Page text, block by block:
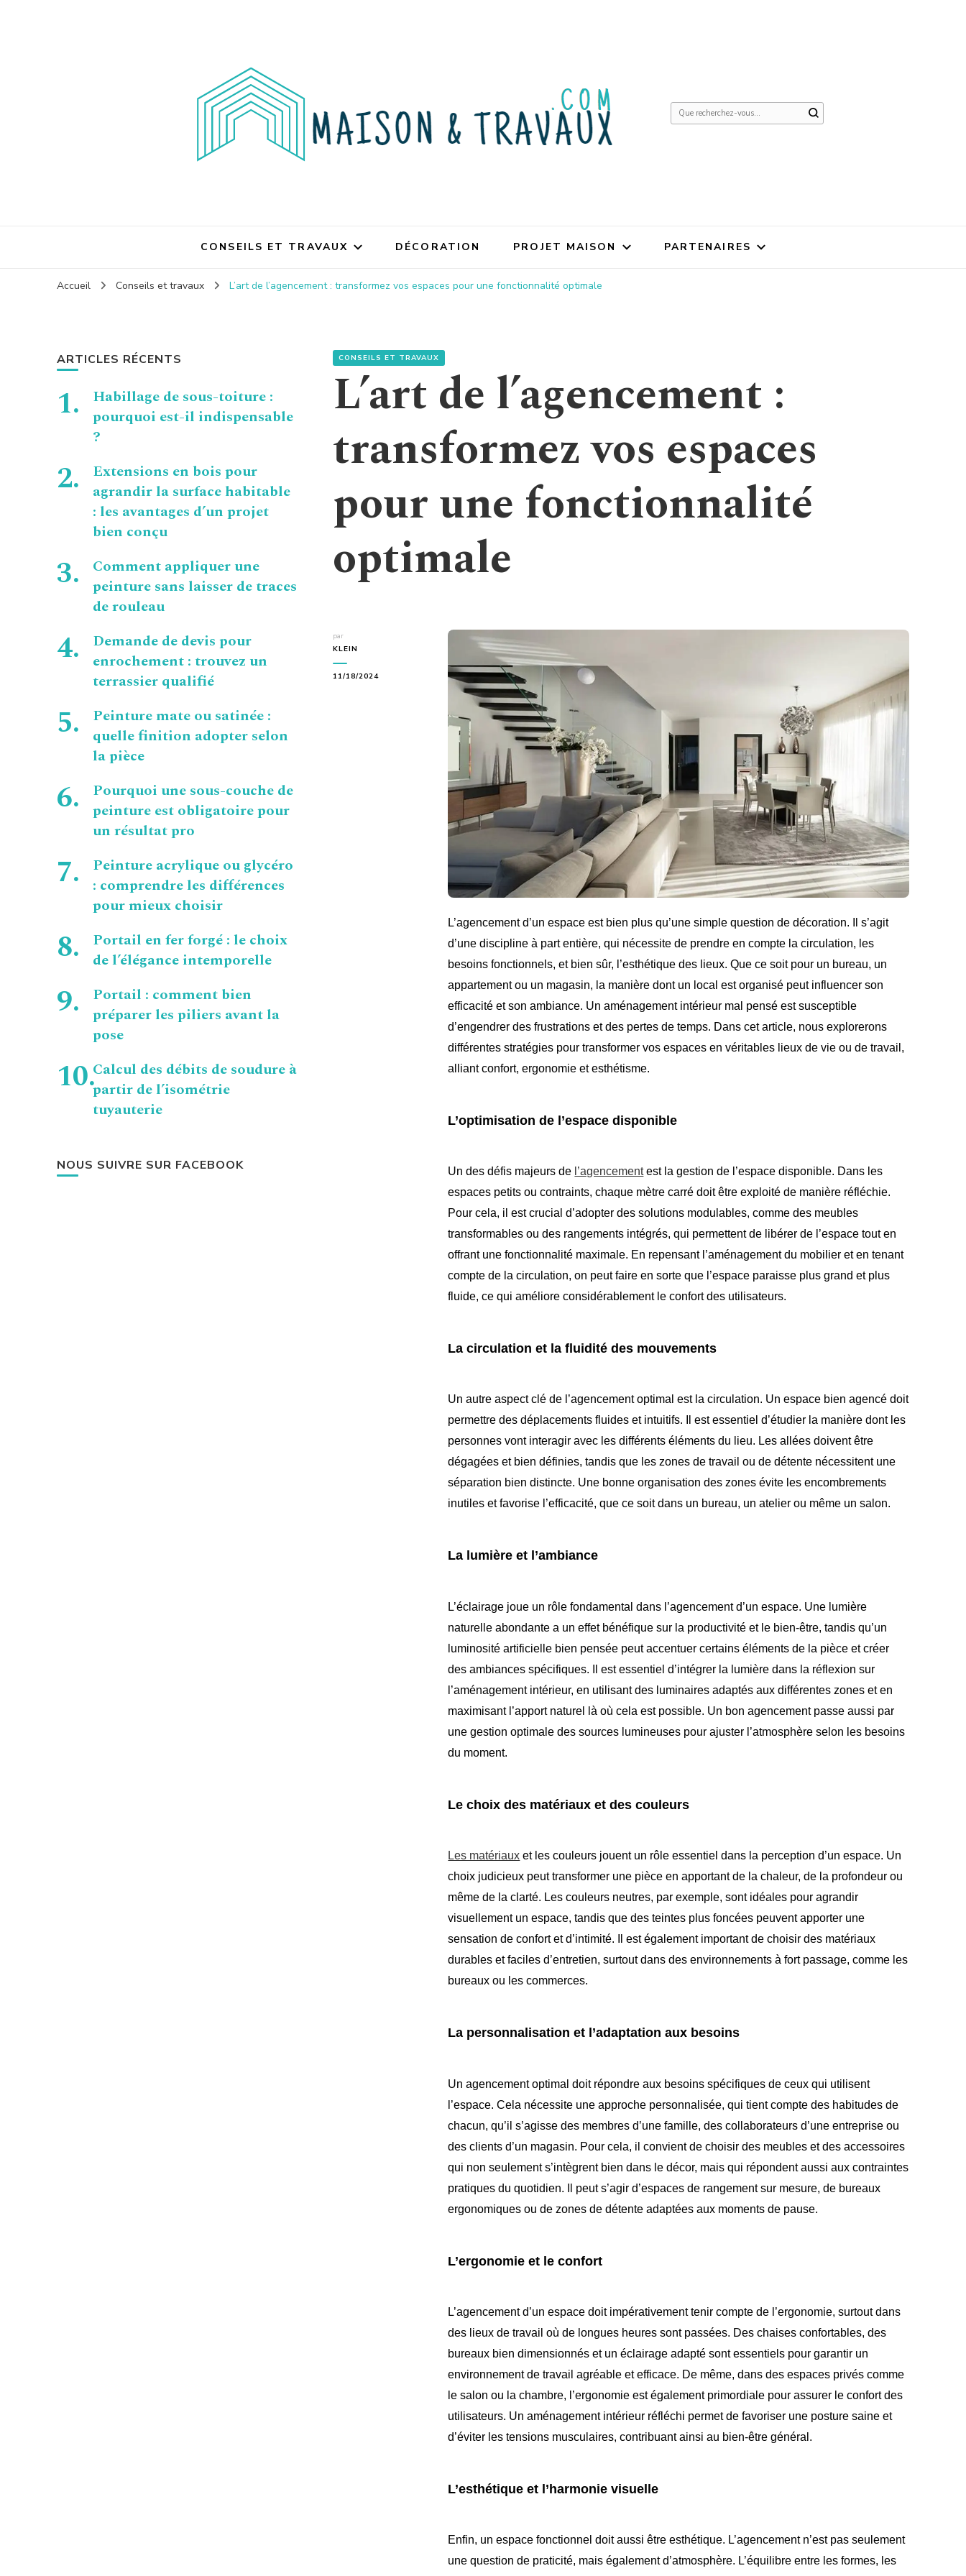
Vous
CONSEILS ET TRAVAUX DÉCORATION PROJET MAISON PARTENAIRES
Accueil Conseils et travaux L’art de l’agencement : transformez vos espaces pour une fonctionnalité optimale
CONSEILS ET TRAVAUX
L’art de l’agencement :
transformez vos espaces
pour une fonctionnalité
optimale
par
KLEIN
11/18/2024
L’agencement d’un espace est bien plus qu’une simple question de décoration. Il s’agit
d’une discipline à part entière, qui nécessite de prendre en compte la circulation, les
besoins fonctionnels, et bien sûr, l’esthétique des lieux. Que ce soit pour un bureau, un
appartement ou un magasin, la manière dont un local est organisé peut influencer son
efficacité et son ambiance. Un aménagement intérieur mal pensé est susceptible
d’engendrer des frustrations et des pertes de temps. Dans cet article, nous explorerons
différentes stratégies pour transformer vos espaces en véritables lieux de vie ou de travail,
alliant confort, ergonomie et esthétisme.
L’optimisation de l’espace disponible
Un des défis majeurs de l’agencementest la gestion de l’espace disponible. Dans les
espaces petits ou contraints, chaque mètre carré doit être exploité de manière réfléchie.
Pour cela, il est crucial d’adopter des solutions modulables, comme des meubles
transformables ou des rangements intégrés, qui permettent de libérer de l’espace tout en
offrant une fonctionnalité maximale. En repensant l’aménagement du mobilier et en tenant
compte de la circulation, on peut faire en sorte que l’espace paraisse plus grand et plus
fluide, ce qui améliore considérablement le confort des utilisateurs.
La circulation et la fluidité des mouvements
Un autre aspect clé de l’agencement optimal est la circulation. Un espace bien agencé doit
permettre des déplacements fluides et intuitifs. Il est essentiel d’étudier la manière dont les
personnes vont interagir avec les différents éléments du lieu. Les allées doivent être
dégagées et bien définies, tandis que les zones de travail ou de détente nécessitent une
séparation bien distincte. Une bonne organisation des zones évite les encombrements
inutiles et favorise l’efficacité, que ce soit dans un bureau, un atelier ou même un salon.
La lumière et l’ambiance
L’éclairage joue un rôle fondamental dans l’agencement d’un espace. Une lumière
naturelle abondante a un effet bénéfique sur la productivité et le bien-être, tandis qu’un
luminosité artificielle bien pensée peut accentuer certains éléments de la pièce et créer
des ambiances spécifiques. Il est essentiel d’intégrer la lumière dans la réflexion sur
l’aménagement intérieur, en utilisant des luminaires adaptés aux différentes zones et en
maximisant l’apport naturel là où cela est possible. Un bon agencement passe aussi par
une gestion optimale des sources lumineuses pour ajuster l’atmosphère selon les besoins
du moment.
Le choix des matériaux et des couleurs
Les matériaux et les couleurs jouent un rôle essentiel dans la perception d’un espace. Un
choix judicieux peut transformer une pièce en apportant de la chaleur, de la profondeur ou
même de la clarté. Les couleurs neutres, par exemple, sont idéales pour agrandir
visuellement un espace, tandis que des teintes plus foncées peuvent apporter une
sensation de confort et d’intimité. Il est également important de choisir des matériaux
durables et faciles d’entretien, surtout dans des environnements à fort passage, comme les
bureaux ou les commerces.
La personnalisation et l’adaptation aux besoins
Un agencement optimal doit répondre aux besoins spécifiques de ceux qui utilisent
l’espace. Cela nécessite une approche personnalisée, qui tient compte des habitudes de
chacun, qu’il s’agisse des membres d’une famille, des collaborateurs d’une entreprise ou
des clients d’un magasin. Pour cela, il convient de choisir des meubles et des accessoires
qui non seulement s’intègrent bien dans le décor, mais qui répondent aussi aux contraintes
pratiques du quotidien. Il peut s’agir d’espaces de rangement sur mesure, de bureaux
ergonomiques ou de zones de détente adaptées aux moments de pause.
L’ergonomie et le confort
L’agencement d’un espace doit impérativement tenir compte de l’ergonomie, surtout dans
des lieux de travail où de longues heures sont passées. Des chaises confortables, des
bureaux bien dimensionnés et un éclairage adapté sont essentiels pour garantir un
environnement de travail agréable et efficace. De même, dans des espaces privés comme
le salon ou la chambre, l’ergonomie est également primordiale pour assurer le confort des
utilisateurs. Un aménagement intérieur réfléchi permet de favoriser une posture saine et
d’éviter les tensions musculaires, contribuant ainsi au bien-être général.
L’esthétique et l’harmonie visuelle
Enfin, un espace fonctionnel doit aussi être esthétique. L’agencement n’est pas seulement
une question de praticité, mais également d’atmosphère. L’équilibre entre les formes, les
ARTICLES RÉCENTS
Habillage de sous-toiture :
pourquoi est-il indispensable
?
Extensions en bois pour
agrandir la surface habitable
: les avantages d’un projet
bien conçu
Comment appliquer une
peinture sans laisser de traces
de rouleau
Demande de devis pour
enrochement : trouvez un
terrassier qualifié
Peinture mate ou satinée :
quelle finition adopter selon
la pièce
Pourquoi une sous-couche de
peinture est obligatoire pour
un résultat pro
Peinture acrylique ou glycéro
: comprendre les différences
pour mieux choisir
Portail en fer forgé : le choix
de l’élégance intemporelle
Portail : comment bien
préparer les piliers avant la
pose
Calcul des débits de soudure à
partir de l’isométrie
tuyauterie
NOUS SUIVRE SUR FACEBOOK